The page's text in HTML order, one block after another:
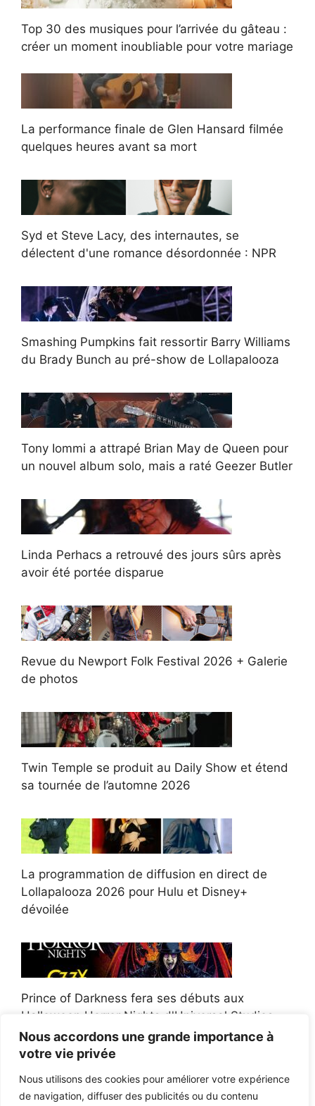
Nous accordons une grande importance à
votre vie privée
Nous utilisons des cookies pour améliorer votre expérience
de navigation, diffuser des publicités ou du contenu
Top 30 des musiques pour l’arrivée du gâteau :
créer un moment inoubliable pour votre mariage
La performance finale de Glen Hansard filmée
quelques heures avant sa mort
Syd et Steve Lacy, des internautes, se
délectent d'une romance désordonnée : NPR
Smashing Pumpkins fait ressortir Barry Williams
du Brady Bunch au pré-show de Lollapalooza
Tony Iommi a attrapé Brian May de Queen pour
un nouvel album solo, mais a raté Geezer Butler
Linda Perhacs a retrouvé des jours sûrs après
avoir été portée disparue
Revue du Newport Folk Festival 2026 + Galerie
de photos
Twin Temple se produit au Daily Show et étend
sa tournée de l’automne 2026
La programmation de diffusion en direct de
Lollapalooza 2026 pour Hulu et Disney+
dévoilée
Prince of Darkness fera ses débuts aux
Halloween Horror Nights d'Universal Studios